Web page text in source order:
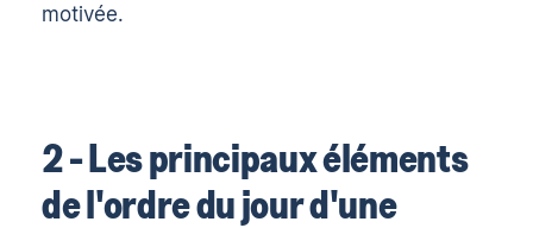
motivée.
2 - Les principaux éléments
de l'ordre du jour d'une